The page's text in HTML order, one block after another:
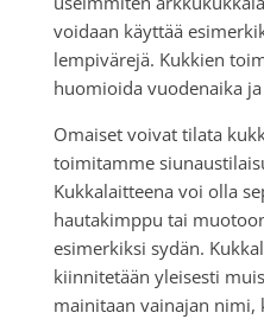
voidaan käyttää
lempivärejä. Kukkien
huomioida vuodenaika
Omaiset voivat tilata
toimitamme
Kukkalaitteena voi olla
hautakimppu tai
esimerkiksi sydän.
kiinnitetään yleisesti
mainitaan vainajan nimi,